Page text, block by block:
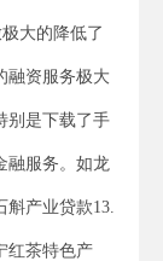
大的降低了
融资服务极大
别是下载了手
融服务。如龙
产业贷款13.
红茶特色产